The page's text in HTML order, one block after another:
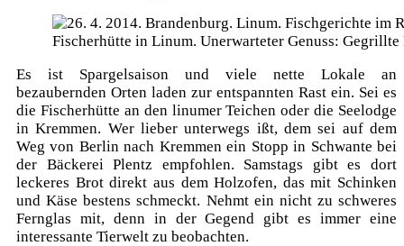
Fischerhütte in Linum. Unerwarteter Genuss: Gegrillte
Es ist Spargelsaison und viele nette Lokale an
bezaubernden Orten laden zur entspannten Rast ein. Sei es
die Fischerhütte an den linumer Teichen oder die Seelodge
in Kremmen. Wer lieber unterwegs ißt, dem sei auf dem
Weg von Berlin nach Kremmen ein Stopp in Schwante bei
der Bäckerei Plentz empfohlen. Samstags gibt es dort
leckeres Brot direkt aus dem Holzofen, das mit Schinken
und Käse bestens schmeckt. Nehmt ein nicht zu schweres
Fernglas mit, denn in der Gegend gibt es immer eine
interessante Tierwelt zu beobachten.